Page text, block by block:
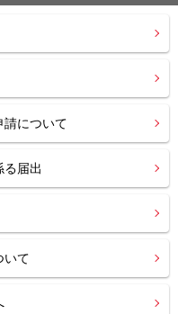
請について
る届出
いて